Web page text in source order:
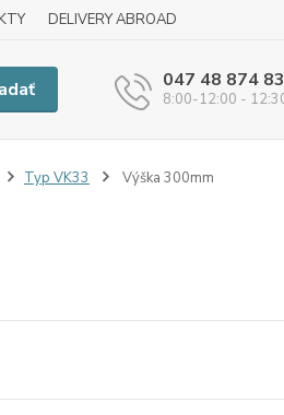
DELIVERY ABROAD
047 48 874 83
8:00-12:00 -
Typ VK33 Výška 300mm